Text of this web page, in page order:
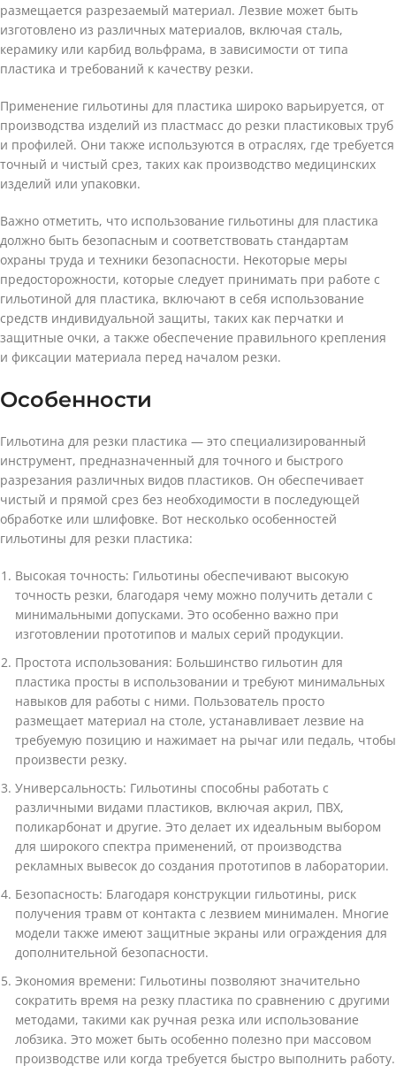
размещается разрезаемый материал. Лезвие может быть
изготовлено из различных материалов, включая сталь,
керамику или карбид вольфрама, в зависимости от типа
пластика и требований к качеству резки.
Применение гильотины для пластика широко варьируется, от
производства изделий из пластмасс до резки пластиковых труб
и профилей. Они также используются в отраслях, где требуется
точный и чистый срез, таких как производство медицинских
изделий или упаковки.
Важно отметить, что использование гильотины для пластика
должно быть безопасным и соответствовать стандартам
охраны труда и техники безопасности. Некоторые меры
предосторожности, которые следует принимать при работе с
гильотиной для пластика, включают в себя использование
средств индивидуальной защиты, таких как перчатки и
защитные очки, а также обеспечение правильного крепления
и фиксации материала перед началом резки.
Особенности
Гильотина для резки пластика — это специализированный
инструмент, предназначенный для точного и быстрого
разрезания различных видов пластиков. Он обеспечивает
чистый и прямой срез без необходимости в последующей
обработке или шлифовке. Вот несколько особенностей
гильотины для резки пластика:
Высокая точность: Гильотины обеспечивают высокую
точность резки, благодаря чему можно получить детали с
минимальными допусками. Это особенно важно при
изготовлении прототипов и малых серий продукции.
Простота использования: Большинство гильотин для
пластика просты в использовании и требуют минимальных
навыков для работы с ними. Пользователь просто
размещает материал на столе, устанавливает лезвие на
требуемую позицию и нажимает на рычаг или педаль, чтобы
произвести резку.
Универсальность: Гильотины способны работать с
различными видами пластиков, включая акрил, ПВХ,
поликарбонат и другие. Это делает их идеальным выбором
для широкого спектра применений, от производства
рекламных вывесок до создания прототипов в лаборатории.
Безопасность: Благодаря конструкции гильотины, риск
получения травм от контакта с лезвием минимален. Многие
модели также имеют защитные экраны или ограждения для
дополнительной безопасности.
Экономия времени: Гильотины позволяют значительно
сократить время на резку пластика по сравнению с другими
методами, такими как ручная резка или использование
лобзика. Это может быть особенно полезно при массовом
производстве или когда требуется быстро выполнить работу.